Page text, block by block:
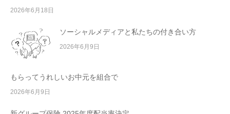
2026年6月18日
ソーシャルメディアと私たちの付き合い方
2026年6月9日
もらってうれしいお中元を組合で
2026年6月9日